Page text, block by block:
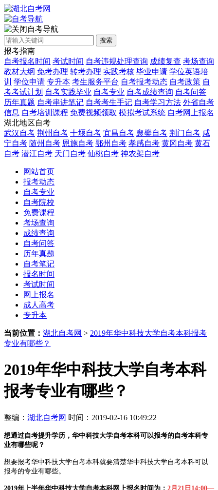
自考导航
搜索
报考指南
自考报名时间 考试时间 自考违规处理查询 成绩复查 考场查询
教材大纲 免考办理 转考办理 实践考核 毕业申请 学位英语培
训 学位申请 专升本 考生服务平台 自考报考动态 自考政策 自
考考试计划 自考实践毕业 自考专业 自考成绩查询 自考问答
历年真题 自考串讲笔记 自考考生手记 自考学习方法 外省自考
信息 自考培训课程 免费视频领取 模拟考试系统 自考网上报名
湖北地区自考
武汉自考 荆州自考 十堰自考 宜昌自考 襄樊自考 荆门自考 咸
宁自考 随州自考 恩施自考 鄂州自考 孝感自考 黄冈自考 黄石
自考 潜江自考 天门自考 仙桃自考 神农架自考
网站首页
报考动态
自考专业
自考院校
免费课程
考场查询
成绩查询
自考问答
历年真题
自考笔记
报名时间
考试时间
网上报名
成人高考
专升本
当前位置： 湖北自考网 > 2019年华中科技大学自考本科报考
专业有哪些？
2019年华中科技大学自考本科
报考专业有哪些？
整编： 湖北自考网 时间：2019-02-16 10:49:22
想通过自考提升学历，华中科技大学自考本科可以报考的自考本科专
业有哪些呢？
想要报考华中科技大学自考本科就要清楚华中科技大学自考本科可以
报考的专业有哪些。
2019年上半年华中科技大学自考本科网上报名时间为： 2月21日14:00—